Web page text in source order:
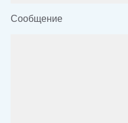
Сообщение